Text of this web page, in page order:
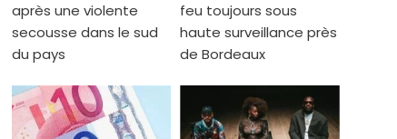
après une violente
secousse dans le sud
du pays
feu toujours sous
haute surveillance près
de Bordeaux